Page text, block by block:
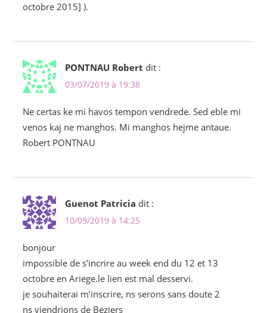
octobre 2015] ).
PONTNAU Robert dit :
03/07/2019 à 19:38
Ne certas ke mi havos tempon vendrede. Sed eble mi
venos kaj ne manghos. Mi manghos hejme antaue.
Robert PONTNAU
Guenot Patricia dit :
10/09/2019 à 14:25
bonjour
impossible de s’incrire au week end du 12 et 13
octobre en Ariege.le lien est mal desservi.
je souhaiterai m’inscrire, ns serons sans doute 2
ns viendrions de Beziers